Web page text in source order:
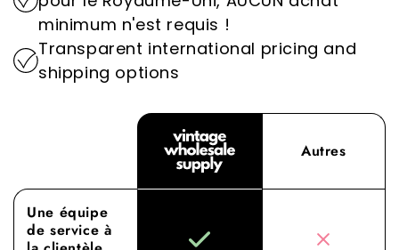
l'industrie de la mode.
Expérimentez la différence avec Vintage
Wholesale Supply, où notre dévouement à
l'approvisionnement et au service de qualité
supérieure élève votre expérience de vente en
minimum n'est requis !
Transparent international pricing and
shipping options
Autres
Une équipe
de service à